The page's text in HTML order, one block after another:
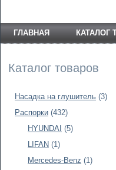
ГЛАВНАЯ КАТАЛОГ
Каталог товаров
Насадка на глушитель (3)
Распорки (432)
HYUNDAI (5)
LIFAN (1)
Mercedes-Benz (1)